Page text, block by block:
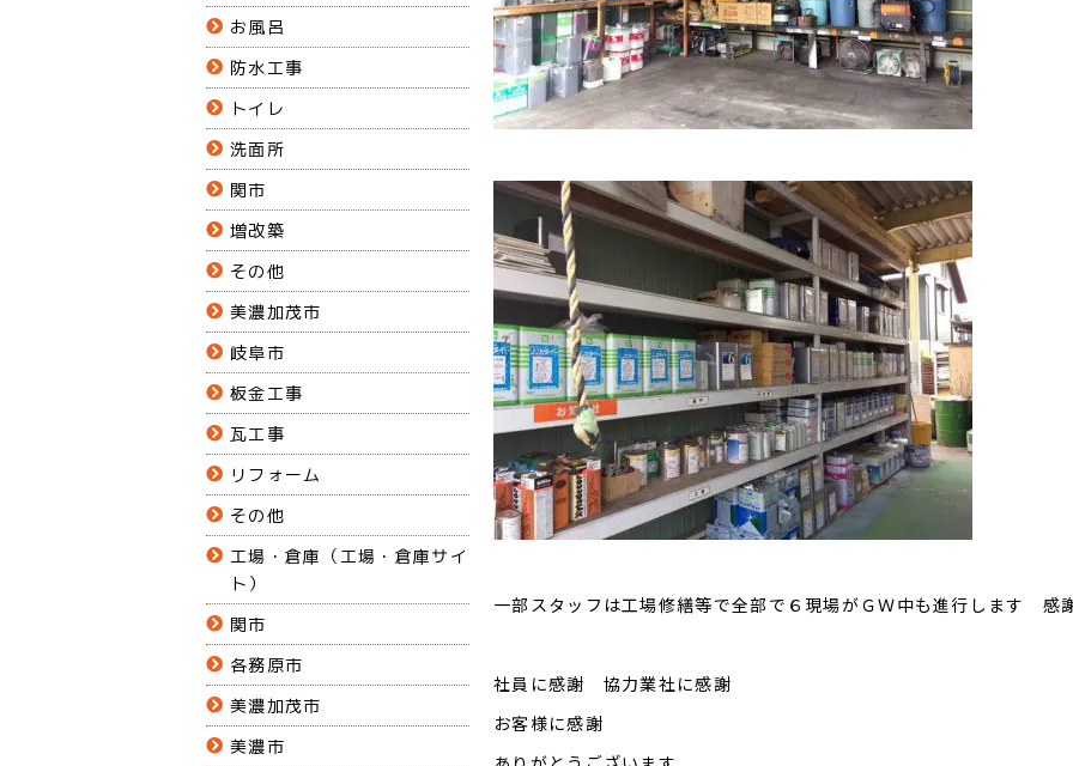
一部スタッフは工場修繕等で全部で６現場がＧＷ中も進行します 感
社員に感謝 協力業社に感謝
お客様に感謝
お風呂
防水工事
トイレ
洗面所
関市
増改築
その他
美濃加茂市
岐阜市
板金工事
瓦工事
リフォーム
その他
工場・倉庫（工場・倉庫サイ
ト）
関市
各務原市
美濃加茂市
美濃市